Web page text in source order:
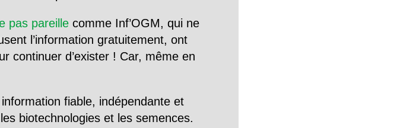
pas pareille comme Inf’OGM, qui ne
l’information gratuitement, ont
continuer d’exister ! Car, même en
fiable, indépendante et
biotechnologies et les semences.